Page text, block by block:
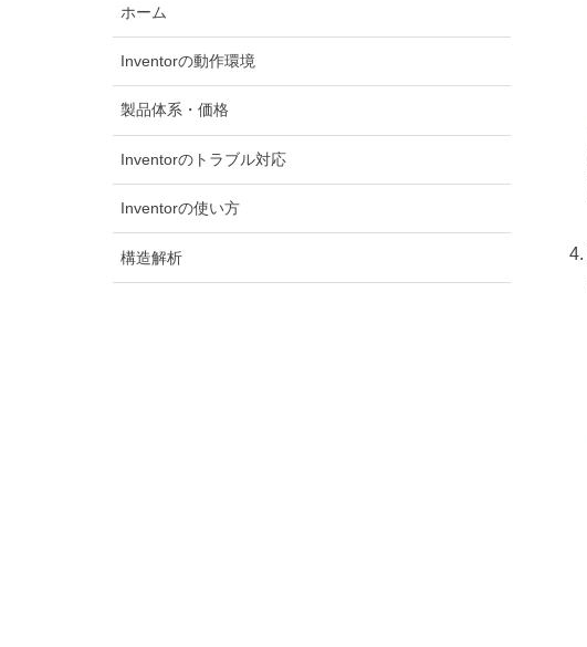
ホーム
Inventorの動作環境
製品体系・価格
Inventorのトラブル対応
Inventorの使い方
構造解析